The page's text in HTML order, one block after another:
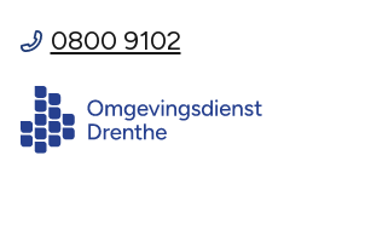
0800 9102